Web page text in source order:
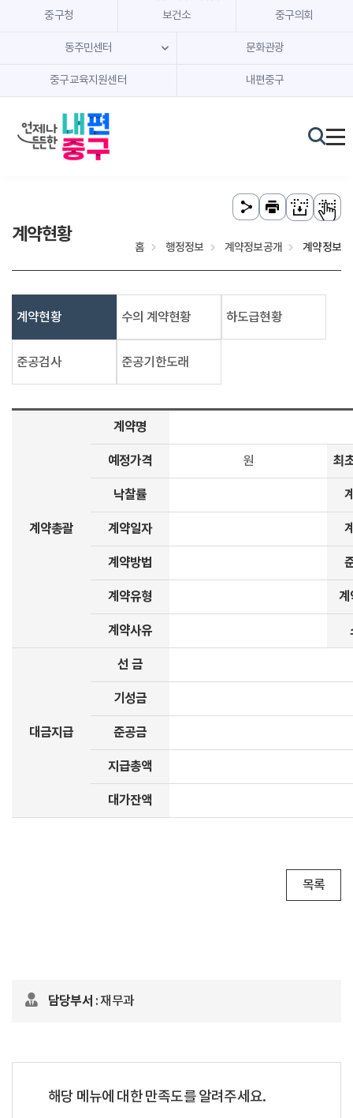
본문 내용 바로가기
주메뉴 바로가기
중구청 보건소 중구의회
동주민센터 문화관광
중구교육지원센터 내편중구
계약현황
홈 행정정보 계약정보공개 계약정보
계약현황 수의 계약현황 하도급현황
준공검사 준공기한도래
계약총괄
계약명
예정가격 원 최
낙찰률
계약일자
계약방법
계약유형 계
계약사유
대금지급
선 금
기성금
준공금
지급총액
대가잔액
목록
담당부서 : 재무과
해당 메뉴에 대한 만족도를 알려주세요.